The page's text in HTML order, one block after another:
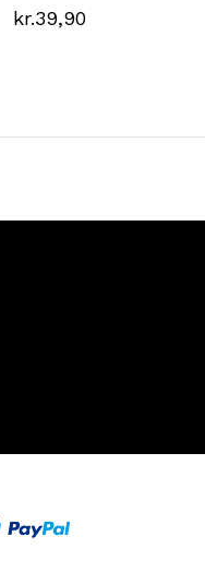
kr.39,90